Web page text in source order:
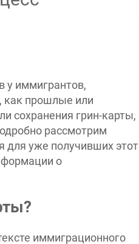
у иммигрантов,
как прошлые или
сохранения грин-карты,
рассмотрим
для уже получивших этот
о
иммиграционного